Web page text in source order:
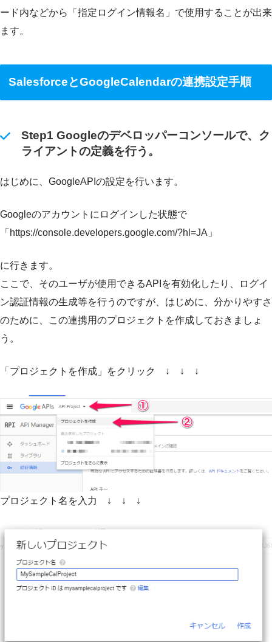
ード内などから「指定ログイン情報名」で使用することが出来
ます。
SalesforceとGoogleCalendarの連携設定手順
Step1 Googleのデベロッパーコンソールで、ク
ライアントの定義を行う。
はじめに、GoogleAPIの設定を行います。
Googleのアカウントにログインした状態で
「https://console.developers.google.com/?hl=JA」
に行きます。
ここで、そのユーザが使用できるAPIを有効化したり、ログイ
ン認証情報の生成等を行うのですが、はじめに、分かりやすさ
のために、この連携用のプロジェクトを作成しておきましょ
う。
「プロジェクトを作成」をクリック ↓ ↓ ↓
プロジェクト名を入力 ↓ ↓ ↓